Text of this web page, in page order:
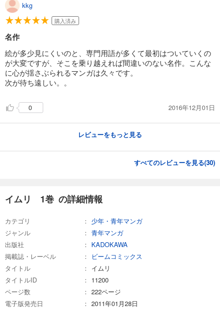
完結
イムリ 23
759 円 (税込)
完結
イムリ 25
kkg
購入済み
名作
絵が多少見にくいのと、専門用語が多くて最初はついていくの
が大変ですが、そこを乗り越えれば間違いのない名作。こんな
に心が揺さぶられるマンガは久々です。
次が待ち遠しい。。
0 2016年12月01日
レビューをもっと見る
すべてのレビューを見る(30)
イムリ 1巻 の詳細情報
カテゴリ
少年・青年マンガ
ジャンル
青年マンガ
出版社
KADOKAWA
掲載誌・レーベル
ビームコミックス
タイトル
イムリ
タイトルID
11200
ページ数
222ページ
電子版発売日
2011年01月28日